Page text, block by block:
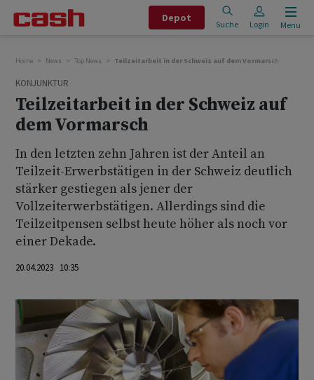
Depot
Suche Login Menu
Home News Top News Teilzeitarbeit in der Schweiz auf dem Vormarsch
KONJUNKTUR
Teilzeitarbeit in der Schweiz auf
dem Vormarsch
In den letzten zehn Jahren ist der Anteil an
Teilzeit-Erwerbstätigen in der Schweiz deutlich
stärker gestiegen als jener der
Vollzeiterwerbstätigen. Allerdings sind die
Teilzeitpensen selbst heute höher als noch vor
einer Dekade.
20.04.2023 10:35